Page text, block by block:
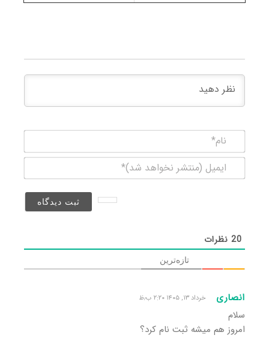
(منتشر
20نظرات
تازه‌ترین
انصاری خرداد ۱۳, ۱۴۰۵ ۲:۲۰ ب٫ظ
سلام
امروز هم میشه ثبت نام کرد؟